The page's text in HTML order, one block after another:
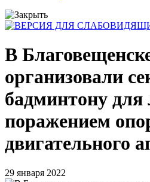
В
организовали
бадминтону для
поражением
двигательного
29 января 2022